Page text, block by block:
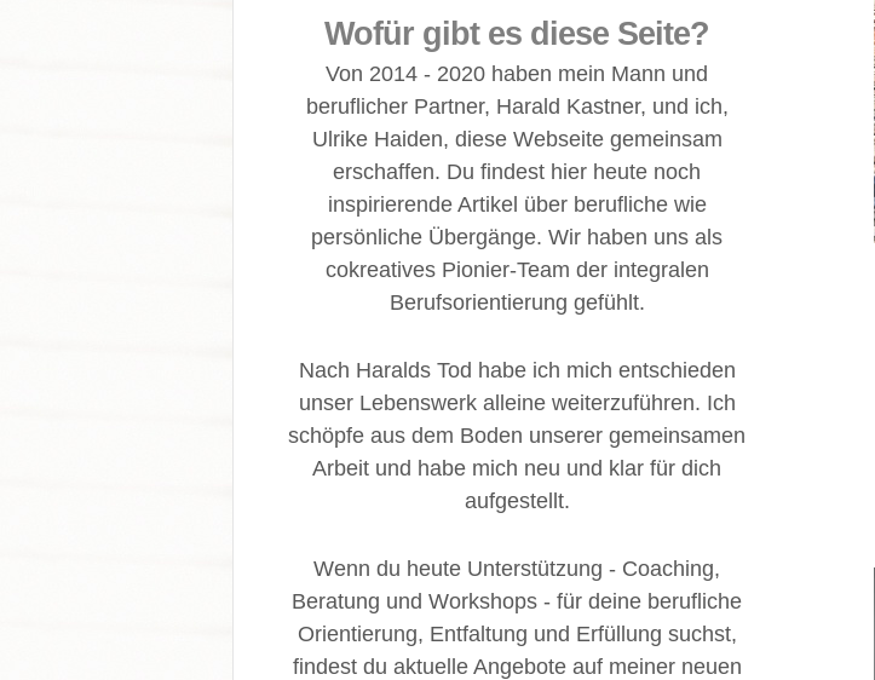
Wofür gibt es diese Seite?
Von 2014 - 2020 haben mein Mann und
beruflicher Partner, Harald Kastner, und ich,
Ulrike Haiden, diese Webseite gemeinsam
erschaffen. Du findest hier heute noch
inspirierende Artikel über berufliche wie
persönliche Übergänge. Wir haben uns als
cokreatives Pionier-Team der integralen
Berufsorientierung gefühlt.
Nach Haralds Tod habe ich mich entschieden
unser Lebenswerk alleine weiterzuführen. Ich
schöpfe aus dem Boden unserer gemeinsamen
Arbeit und habe mich neu und klar für dich
aufgestellt.
Wenn du heute Unterstützung - Coaching,
Beratung und Workshops - für deine berufliche
Orientierung, Entfaltung und Erfüllung suchst,
findest du aktuelle Angebote auf meiner neuen